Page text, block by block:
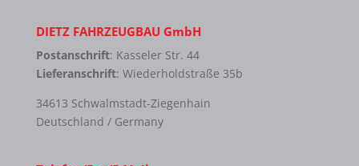
DIETZ FAHRZEUGBAU GmbH
Postanschrift: Kasseler Str. 44
Lieferanschrift: Wiederholdstraße 35b
34613 Schwalmstadt-Ziegenhain
Deutschland / Germany